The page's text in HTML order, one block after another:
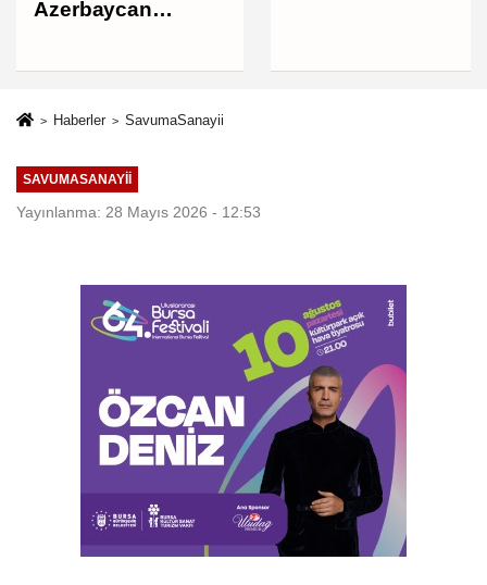
Azerbaycan
Haberler SavumaSanayii
SAVUMASANAYII
Yayınlanma: 28 Mayıs 2026 - 12:53